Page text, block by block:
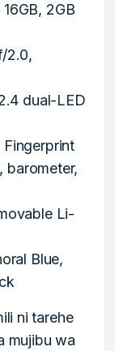
16GB, 2GB
2.0,
dual-LED
barometer,
Li-
Blue,
ni tarehe
mujibu wa